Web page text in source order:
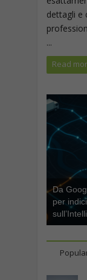
dettagli e
...
Read
Da
per